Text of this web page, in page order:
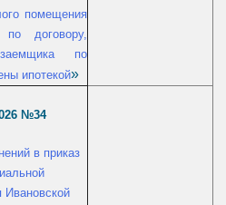
помещения
по договору,
заемщика по
ипотекой»
№34
в приказ
Ивановской